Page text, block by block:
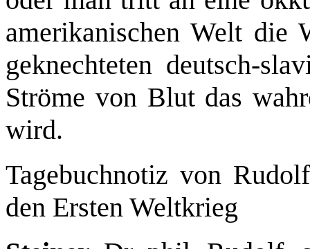
amerikanischen Welt die
geknechteten deutsch-
Ströme von Blut das
wird.
Tagebuchnotiz von
den Ersten Weltkrieg